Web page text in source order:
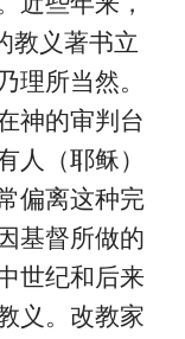
教义著书立
理所当然。
神的审判台
人（耶稣）
偏离这种完
基督所做的
世纪和后来
义。改教家